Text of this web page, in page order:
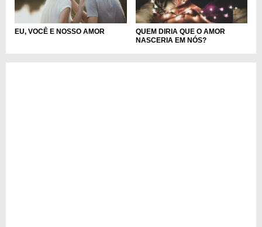
EU, VOCÊ E NOSSO AMOR
QUEM DIRIA QUE O AMOR
NASCERIA EM NÓS?